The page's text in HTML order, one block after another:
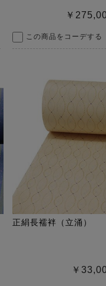
￥
この商品をコーデする
正絹長襦袢（立涌）
￥